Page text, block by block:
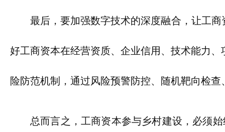
最后，要加强数字技术的深度融合，让工
好工商资本在经营资质、企业信用、技术能力
险防范机制，通过风险预警防控、随机靶向检
总而言之，工商资本参与乡村建设，必须